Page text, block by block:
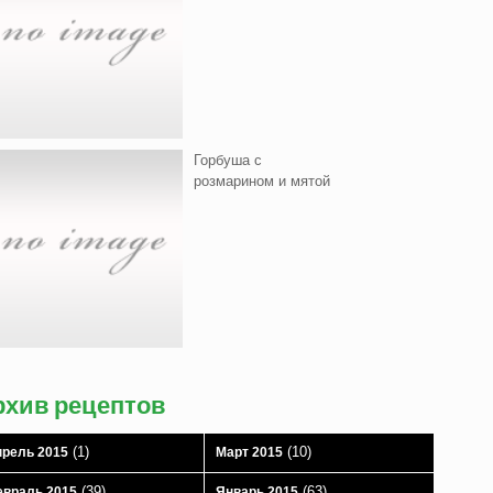
Горбуша с
розмарином и мятой
рецептов
2015 (1) Март 2015(10)